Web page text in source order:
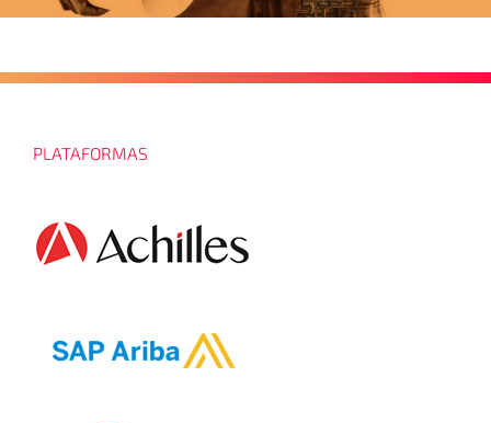
PLATAFORMAS